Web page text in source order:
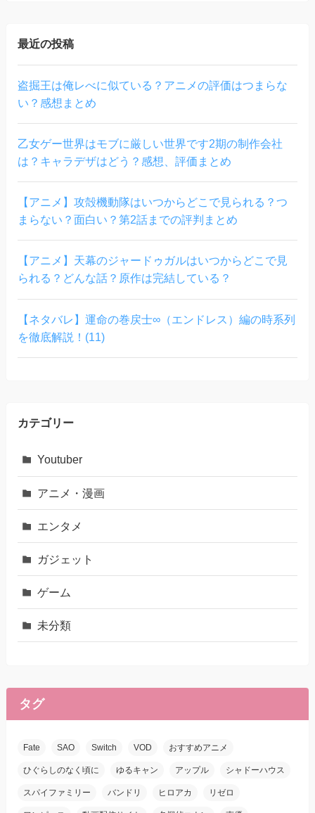
最近の投稿
盗掘王は俺レべに似ている？アニメの評価はつまらな
い？感想まとめ
乙女ゲー世界はモブに厳しい世界です2期の制作会社
は？キャラデザはどう？感想、評価まとめ
【アニメ】攻殻機動隊はいつからどこで見られる？つ
まらない？面白い？第2話までの評判まとめ
【アニメ】天幕のジャードゥガルはいつからどこで見
られる？どんな話？原作は完結している？
【ネタバレ】運命の巻戻士∞（エンドレス）編の時系列
を徹底解説！(11)
カテゴリー
Youtuber
アニメ・漫画
エンタメ
ガジェット
ゲーム
未分類
タグ
Fate SAO Switch VOD おすすめアニメ
ひぐらしのなく頃に ゆるキャン アップル シャドーハウス
スパイファミリー バンドリ ヒロアカ リゼロ